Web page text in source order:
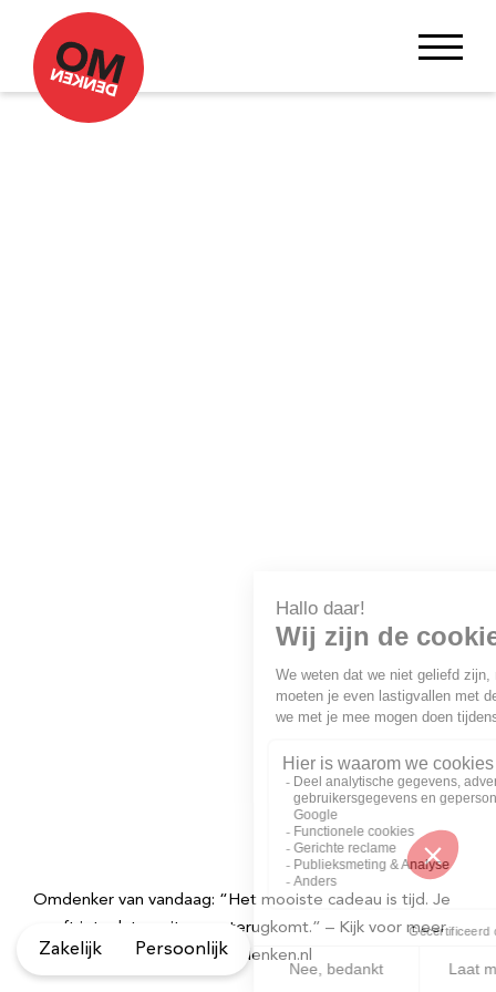
Omdenker van vandaag: “Het mooiste cadeau is tijd. Je
geeft iets dat nooit meer terugkomt.” – Kijk voor meer
inspirerende quotes op Omdenken.nl
Zakelijk Persoonlijk